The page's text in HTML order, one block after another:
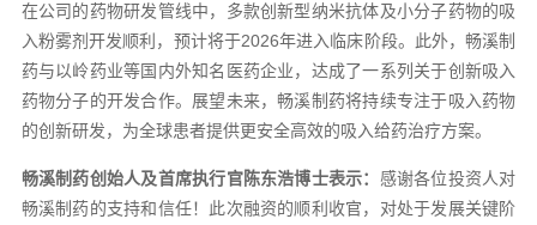
在公司的药物研发管线中，多款创新型纳米抗体及小分子药物的吸
入粉雾剂开发顺利，预计将于2026年进入临床阶段。此外，畅溪制
药与以岭药业等国内外知名医药企业，达成了一系列关于创新吸入
药物分子的开发合作。展望未来，畅溪制药将持续专注于吸入药物
的创新研发，为全球患者提供更安全高效的吸入给药治疗方案。
畅溪制药创始人及首席执行官陈东浩博士表示： 感谢各位投资人对
畅溪制药的支持和信任！此次融资的顺利收官，对处于发展关键阶